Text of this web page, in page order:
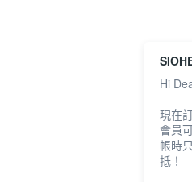
Hi
現在
會員
帳時
抵！